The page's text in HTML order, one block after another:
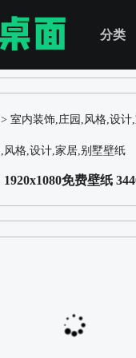
分类
> 室内装饰,庄园,风格,设计
1920x1080免费壁纸